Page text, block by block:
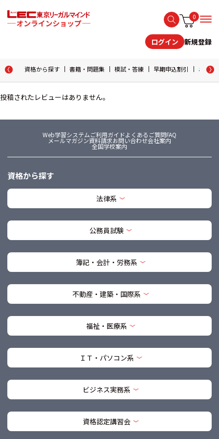
0
ログイン 新規登録
資格から探す 書籍・問題集 模試・答練 早期申込割引 おため
投稿されたレビューはありません。
Web学習システムご利用ガイドよくあるご質問FAQ
メールマガジン資料請求お問い合わせ会社案内
全国学校案内
資格から探す
法律系
公務員試験
簿記・会計・労務系
不動産・建築・国際系
福祉・医療系
ＩＴ・パソコン系
ビジネス実務系
資格認定講習会